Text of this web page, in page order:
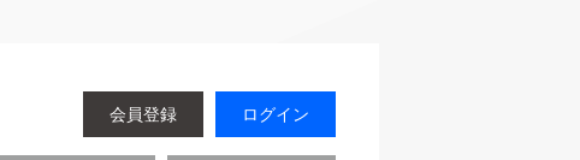
会員登録 ログイン